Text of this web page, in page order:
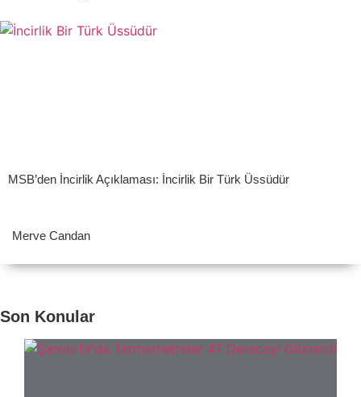
MSB’den İncirlik Açıklaması: İncirlik Bir Türk Üssüdür
Merve Candan
Son Konular